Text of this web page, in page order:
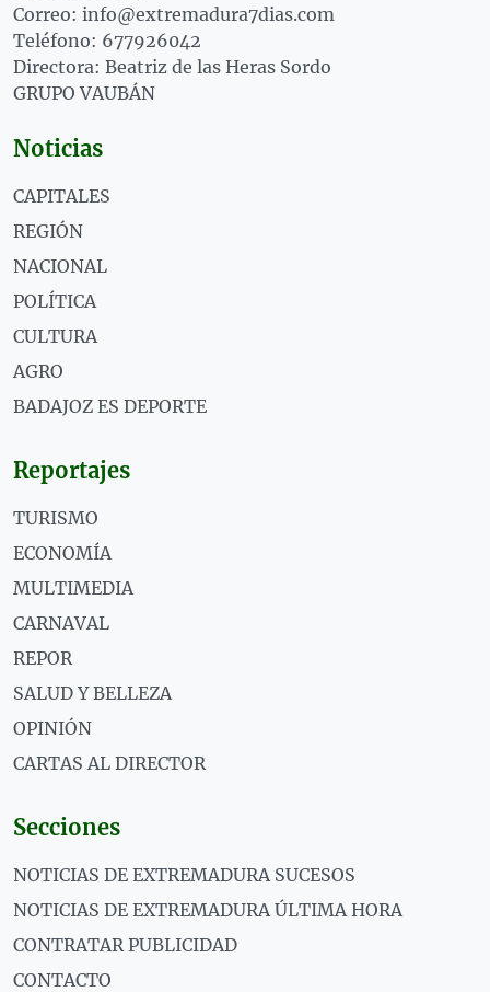
Correo: info@extremadura7dias.com
Teléfono: 677926042
Directora: Beatriz de las Heras Sordo
GRUPO VAUBÁN
Noticias
CAPITALES
REGIÓN
NACIONAL
POLÍTICA
CULTURA
AGRO
BADAJOZ ES DEPORTE
Reportajes
TURISMO
ECONOMÍA
MULTIMEDIA
CARNAVAL
REPOR
SALUD Y BELLEZA
OPINIÓN
CARTAS AL DIRECTOR
Secciones
NOTICIAS DE EXTREMADURA SUCESOS
NOTICIAS DE EXTREMADURA ÚLTIMA HORA
CONTRATAR PUBLICIDAD
CONTACTO